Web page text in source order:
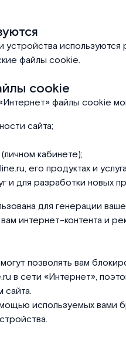
устройства
файлы cookie.
cookie
файлы cookie
сайта;
кабинете);
его продуктах и
и для разработки новых
для генерации
интернет-контента и
позволять вам
в сети «Интернет»,
сайта.
используемых